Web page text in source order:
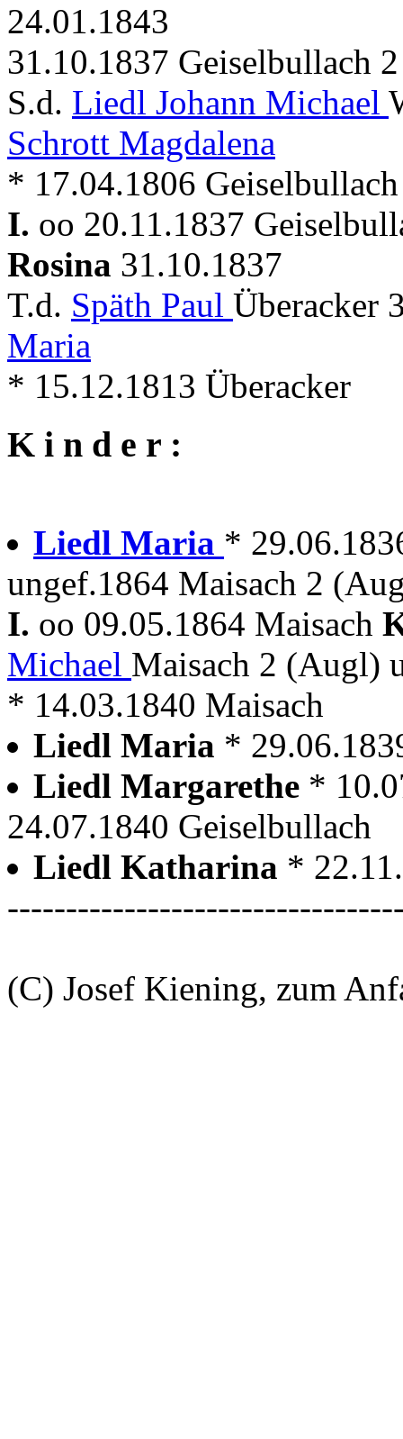
24.01.1843
31.10.1837 Geiselbullach
S.d. Liedl Johann Michael
Schrott Magdalena
* 17.04.1806 Geiselbullach
I. oo 20.11.1837
Rosina 31.10.1837
T.d. Späth Paul Überacker
Maria
* 15.12.1813 Überacker
K i n d e r :
Liedl Maria *
ungef.1864 Maisach 2
I. oo 09.05.1864 Maisach
Michael Maisach 2 (Augl)
* 14.03.1840 Maisach
Liedl Maria *
Liedl Margarethe *
24.07.1840 Geiselbullach
Liedl Katharina *
(C) Josef Kiening, zum